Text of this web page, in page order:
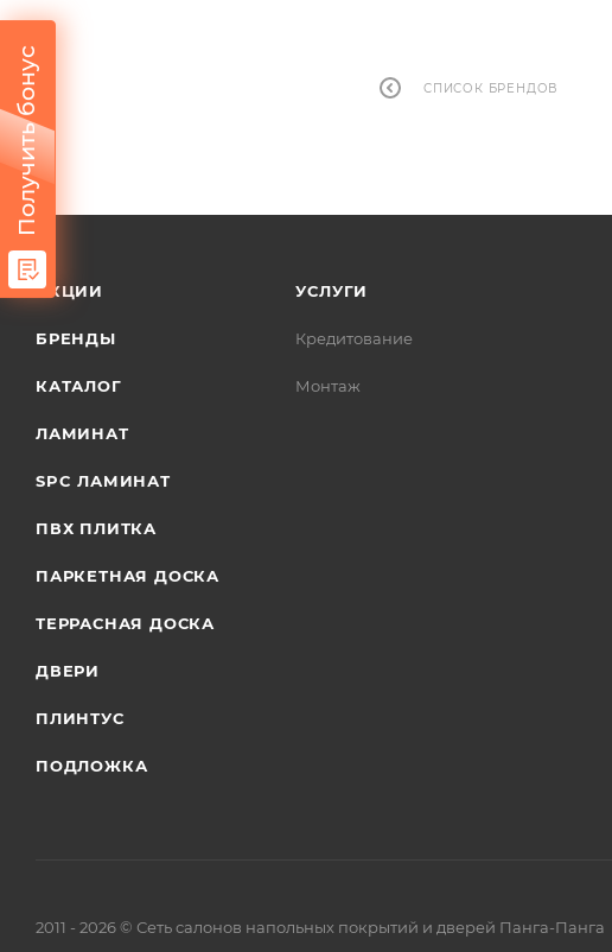
СПИСОК БРЕНДОВ
АКЦИИ
БРЕНДЫ
КАТАЛОГ
ЛАМИНАТ
SPC ЛАМИНАТ
ПВХ ПЛИТКА
ПАРКЕТНАЯ ДОСКА
ТЕРРАСНАЯ ДОСКА
ДВЕРИ
ПЛИНТУС
ПОДЛОЖКА
УСЛУГИ
Кредитование
Монтаж
2011 - 2026 © Сеть салонов напольных покрытий и дверей Панга-Панга
Получить бонус